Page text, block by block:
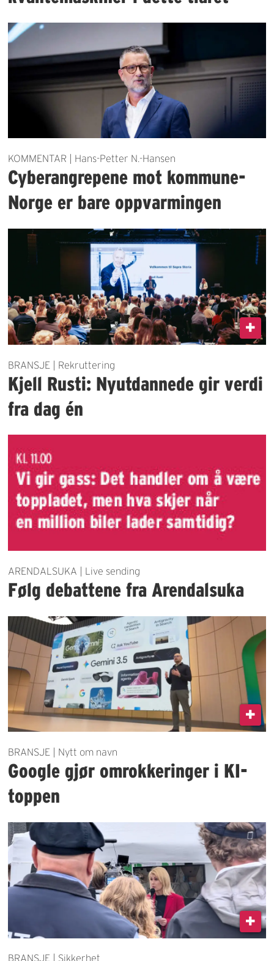
KOMMENTAR | Hans-Petter N.-Hansen
Cyberangrepene mot kommune-
Norge er bare oppvarmingen
BRANSJE | Rekruttering
Kjell Rusti: Nyutdannede gir verdi
fra dag én
ARENDALSUKA | Live sending
Følg debattene fra Arendalsuka
BRANSJE | Nytt om navn
Google gjør omrokkeringer i KI-
toppen
BRANSJE | Sikkerhet